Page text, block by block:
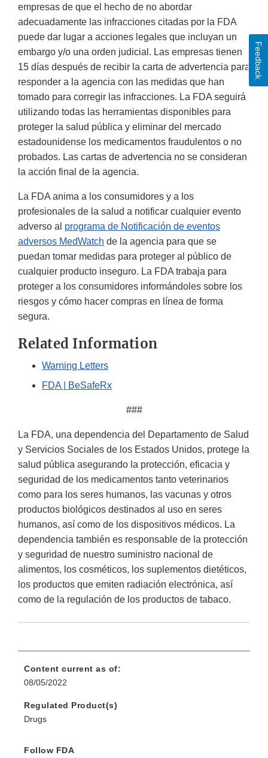
empresas de que el hecho de no abordar
adecuadamente las infracciones citadas por la FDA
puede dar lugar a acciones legales que incluyan un
embargo y/o una orden judicial. Las empresas tienen
15 días después de recibir la carta de advertencia para
responder a la agencia con las medidas que han
tomado para corregir las infracciones. La FDA seguirá
utilizando todas las herramientas disponibles para
proteger la salud pública y eliminar del mercado
estadounidense los medicamentos fraudulentos o no
probados. Las cartas de advertencia no se consideran
la acción final de la agencia.
La FDA anima a los consumidores y a los
profesionales de la salud a notificar cualquier evento
adverso al programa de Notificación de eventos
adversos MedWatch de la agencia para que se
puedan tomar medidas para proteger al público de
cualquier producto inseguro. La FDA trabaja para
proteger a los consumidores informándoles sobre los
riesgos y cómo hacer compras en línea de forma
segura.
Related Information
Warning Letters
FDA | BeSafeRx
###
La FDA, una dependencia del Departamento de Salud
y Servicios Sociales de los Estados Unidos, protege la
salud pública asegurando la protección, eficacia y
seguridad de los medicamentos tanto veterinarios
como para los seres humanos, las vacunas y otros
productos biológicos destinados al uso en seres
humanos, así como de los dispositivos médicos. La
dependencia también es responsable de la protección
y seguridad de nuestro suministro nacional de
alimentos, los cosméticos, los suplementos dietéticos,
los productos que emiten radiación electrónica, así
como de la regulación de los productos de tabaco.
Content current as of:
08/05/2022
Regulated Product(s)
Drugs
Follow FDA
Feedback